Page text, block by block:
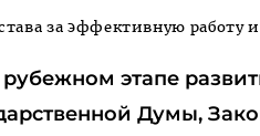
за эффективную работу
этапе
Думы,